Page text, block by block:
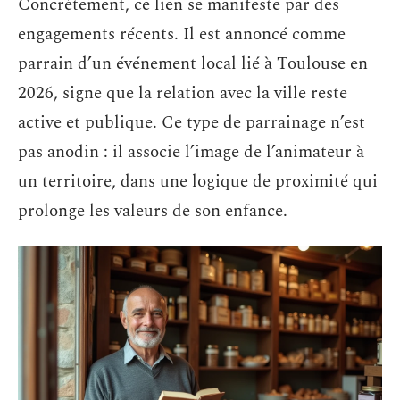
engagements récents. Il est annoncé comme
parrain d’un événement local lié à Toulouse en
2026, signe que la relation avec la ville reste
active et publique. Ce type de parrainage n’est
pas anodin : il associe l’image de l’animateur à
un territoire, dans une logique de proximité qui
prolonge les valeurs de son enfance.